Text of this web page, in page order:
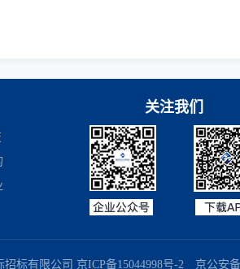
关注我们
标有限公司 京ICP备15044998号-2 京公安